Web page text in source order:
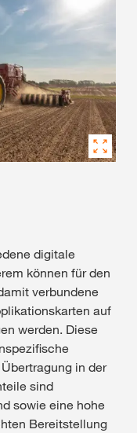
digitale
können für den
verbundene
auf
werden. Diese
in der
sind
sowie eine hohe
Bereitstellung